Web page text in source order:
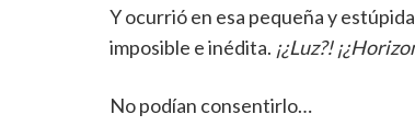
Y ocurrió en esa pequeña y
imposible e inédita. ¡¿Luz?!
No podían consentirlo…